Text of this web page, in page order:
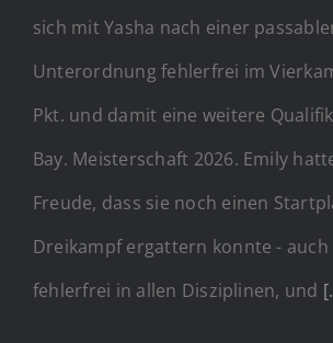
sich mit Yasha nach einer
Unterordnung fehlerfrei im
Pkt. und damit eine weitere
Bay. Meisterschaft 2026. Emily
Freude, dass sie noch einen
Dreikampf ergattern konnte - auch
fehlerfrei in allen Disziplinen, und